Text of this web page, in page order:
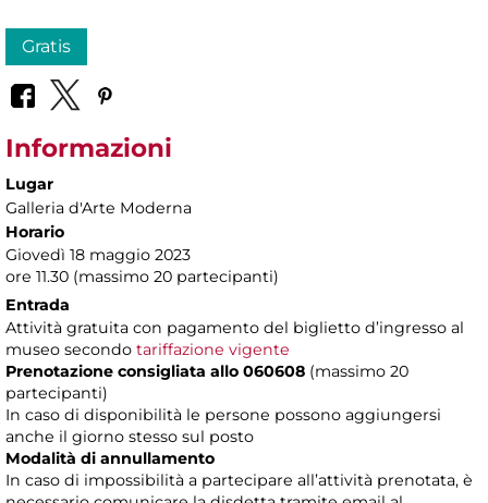
Gratis
Informazioni
Lugar
Galleria d'Arte Moderna
Horario
Giovedì 18 maggio 2023
ore 11.30 (massimo 20 partecipanti)
Entrada
Attività gratuita con pagamento del biglietto d’ingresso al
museo secondo tariffazione vigente
Prenotazione consigliata allo 060608 (massimo 20
partecipanti)
In caso di disponibilità le persone possono aggiungersi
anche il giorno stesso sul posto
Modalità di annullamento
In caso di impossibilità a partecipare all’attività prenotata, è